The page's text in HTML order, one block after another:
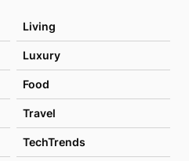
Living
Luxury
Food
Travel
TechTrends